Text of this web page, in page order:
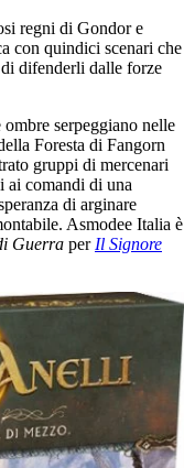
regni di Gondor e
con quindici scenari che
difenderli dalle forze
serpeggiano nelle
Foresta di Fangorn
gruppi di mercenari
ai comandi di una
di arginare
Asmodee Italia è
Guerra per Il Signore